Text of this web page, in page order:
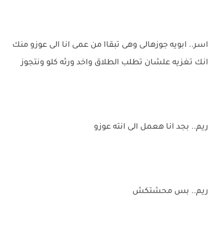
اسر.. ابويه جوزهالى وهى تبقاا من عمى انا الى عوزو منك
انك تغزيه علشان تطلب الطلاق واخد ورثه كلو ونتجوز
ريم.. بجد انا هعمل الى انته عوزو
ريم.. بس محشتكش